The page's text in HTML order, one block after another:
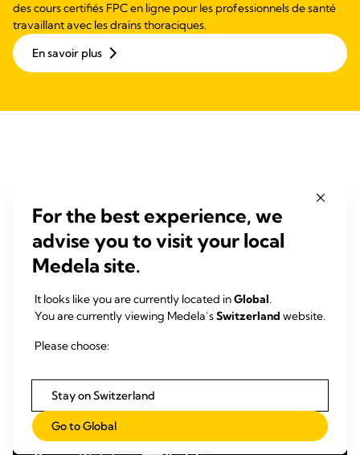
des cours certifiés FPC en ligne pour les professionnels de santé
travaillant avec les drains thoraciques.
En savoir plus
Aspiration chirurgicale et
des voies respiratoires
Dominant Flex/Basic téléchargements
For the best experience, we
advise you to visit your local
Medela site.
It looks like you are currently located inGlobal.
You are currently viewing Medela’sSwitzerland website.
Please choose:
Stay on Switzerland
Go to Global